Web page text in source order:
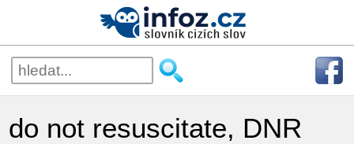
do not resuscitate, DNR